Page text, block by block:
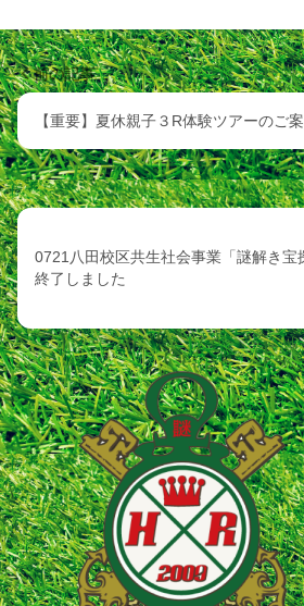
前の記事
【重要】夏休親子３R体験ツアーのご
0721八田校区共生社会事業「謎解き宝
終了しました